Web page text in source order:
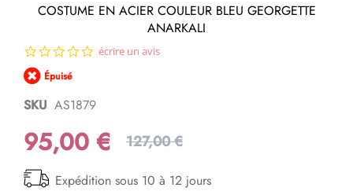
Passer
de
la
Galerie
d’images
COSTUME EN ACIER COULEUR BLEU GEORGETTE
ANARKALI
0.0
écrire un avis
Épuisé
SKU AS1879
95,00 € 127,00 €
Expédition sous 10 à 12 jours